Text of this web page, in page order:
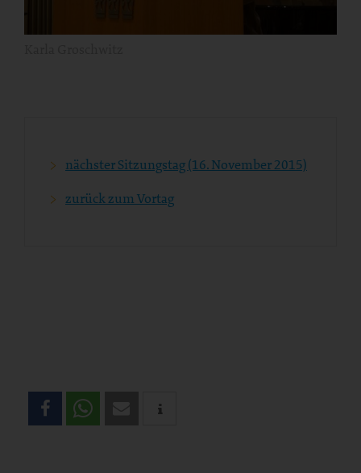
nächster Sitzungstag (16. November 2015)
zurück zum Vortag
Teilen
Sie